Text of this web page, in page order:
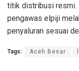
titik distribusi resmi.
pengawas elpiji
penyaluran sesuai
Tags: Aceh Besar